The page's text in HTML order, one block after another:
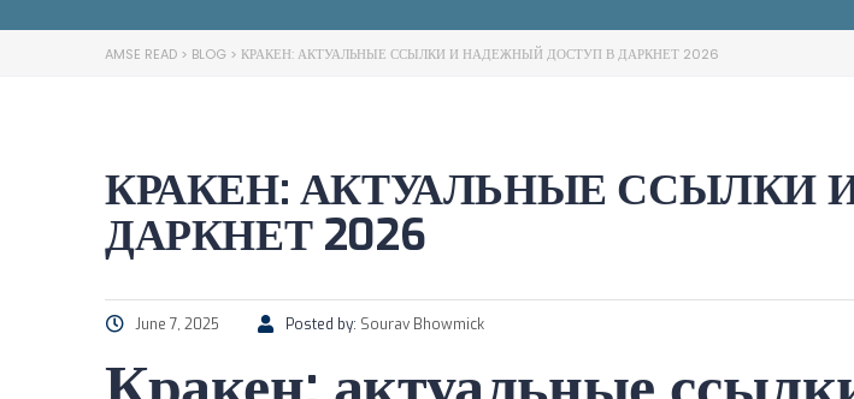
AMSE READ > BLOG > КРАКЕН: АКТУАЛЬНЫЕ ССЫЛКИ И НАДЕЖНЫЙ ДОСТУП В ДАРКНЕТ 2026
КРАКЕН: АКТУАЛЬНЫЕ ССЫЛКИ
ДАРКНЕТ 2026
June 7, 2025 Posted by: Sourav Bhowmick